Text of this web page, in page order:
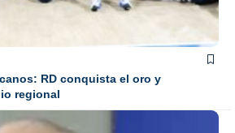
RD conquista el oro y
regional